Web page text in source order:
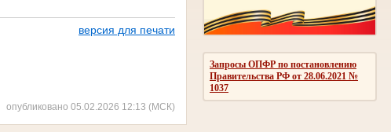
Запросы ОПФР по постановлению
Правительства РФ от 28.06.2021 №
1037
версия для печати
опубликовано 05.02.2026 12:13 (МСК)